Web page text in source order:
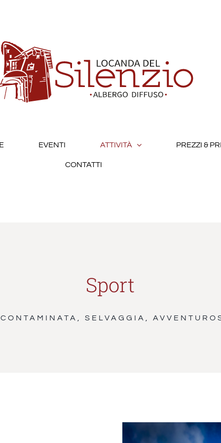
EVENTI ATTIVITÀ PREZZI &
CONTATTI
Sport
SELVAGGIA,